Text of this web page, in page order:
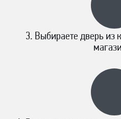
Выбираете дверь из